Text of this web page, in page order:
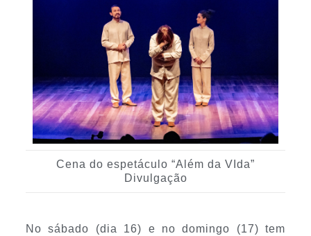
Cena do espetáculo “Além da VIda”
Divulgação
No sábado (dia 16) e no domingo (17) tem